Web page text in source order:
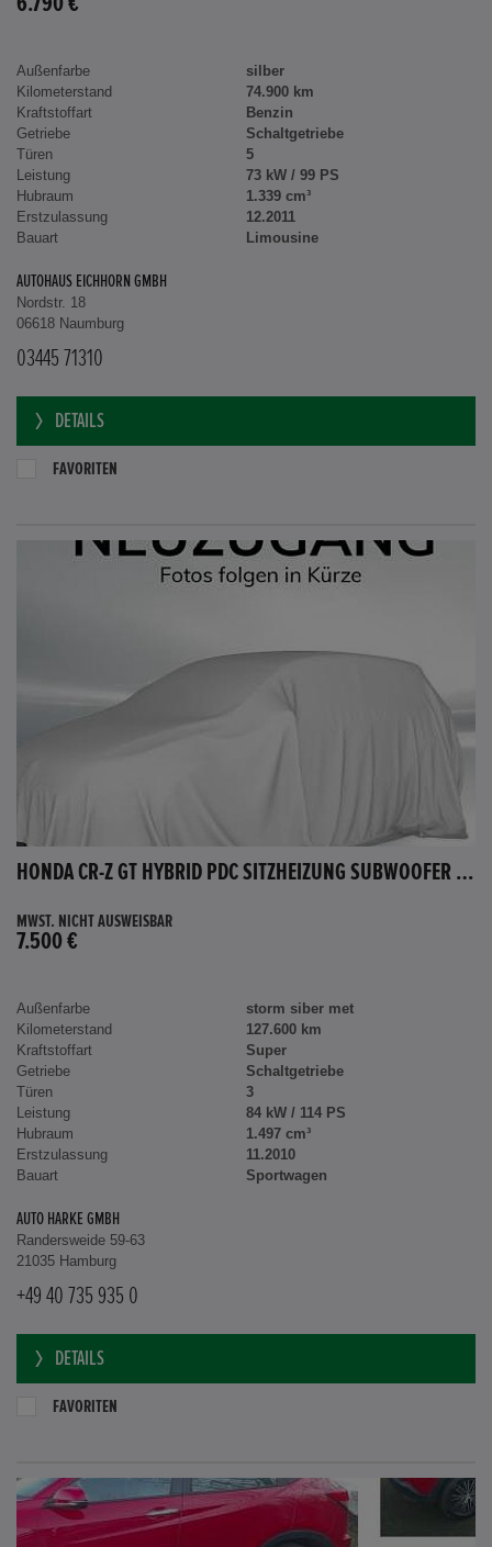
Außenfarbe
silber
Kilometerstand
74.900 km
Kraftstoffart
Benzin
Getriebe
Schaltgetriebe
Türen
5
Leistung
73 kW / 99 PS
Hubraum
1.339 cm³
Erstzulassung
12.2011
Bauart
Limousine
AUTOHAUS EICHHORN GMBH
Nordstr. 18
06618 Naumburg
03445 71310
DETAILS
FAVORITEN
HONDA CR-Z GT HYBRID PDC SITZHEIZUNG SUBWOOFER BLUETOOTH
MWST. NICHT AUSWEISBAR
7.500 €
Außenfarbe
storm siber met
Kilometerstand
127.600 km
Kraftstoffart
Super
Getriebe
Schaltgetriebe
Türen
3
Leistung
84 kW / 114 PS
Hubraum
1.497 cm³
Erstzulassung
11.2010
Bauart
Sportwagen
AUTO HARKE GMBH
Randersweide 59-63
21035 Hamburg
+49 40 735 935 0
DETAILS
FAVORITEN